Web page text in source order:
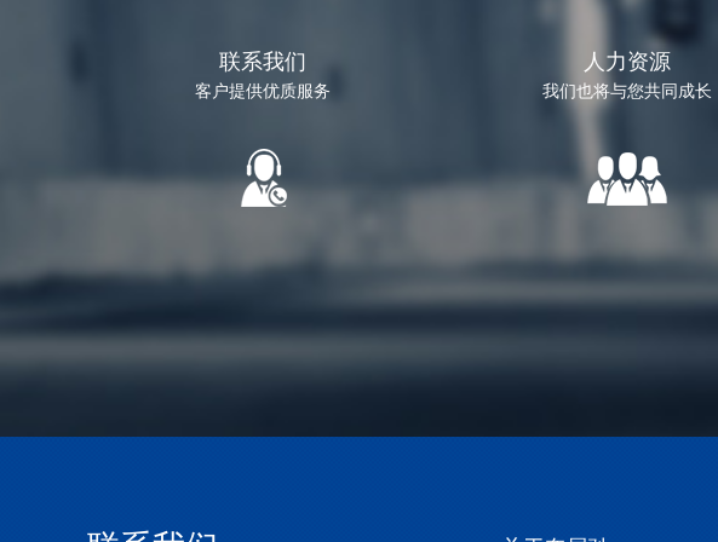
联系我们
客户提供优质服务
人力资源
我们也将与您共同成长